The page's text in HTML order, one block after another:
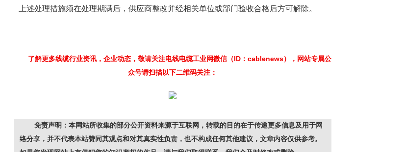
上述处理措施须在处理期满后，供应商整改并经相关单位或部门验收合格后方可解除。
了解更多线缆行业资讯，企业动态，敬请关注电线电缆工业网微信（ID： cablenews），网站专属公
众号请扫描以下二维码关注 ：
免责声明：本网站所收集的部分公开资料来源于互联网，转载的目的在于传递更多信息及用于网
络分享，并不代表本站赞同其观点和对其真实性负责，也不构成任何其他建议，文章内容仅供参考。